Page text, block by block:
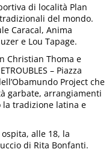
di località Plan
del mondo.
Caracal, Anima
e Lou Tapage.
Christian Thoma e
– Piazza
Project che
garbate, arrangiamenti
la tradizione latina e
ospita, alle 18, la
di Rita Bonfanti.